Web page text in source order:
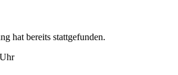
hat bereits stattgefunden.